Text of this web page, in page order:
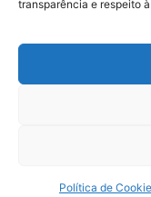
transparência e respeito
Política de
maneira. FACEBOOK é